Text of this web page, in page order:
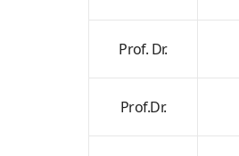
Prof. Dr.
Prof.Dr.